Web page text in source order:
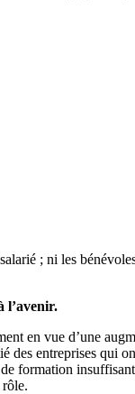
; ni les
l’avenir.
en vue d’une
des entreprises
formation